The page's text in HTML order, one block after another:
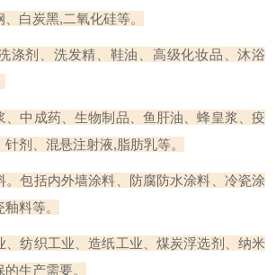
白炭黑,二氧化硅等。
涤剂、洗发精、鞋油、高级化妆品、沐浴
、中成药、生物制品、鱼肝油、蜂皇浆、疫
剂、混悬注射液,脂肪乳等。
。包括内外墙涂料、防腐防水涂料、冷瓷涂
料等。
、纺织工业、造纸工业、煤炭浮选剂、纳米
生产需要。